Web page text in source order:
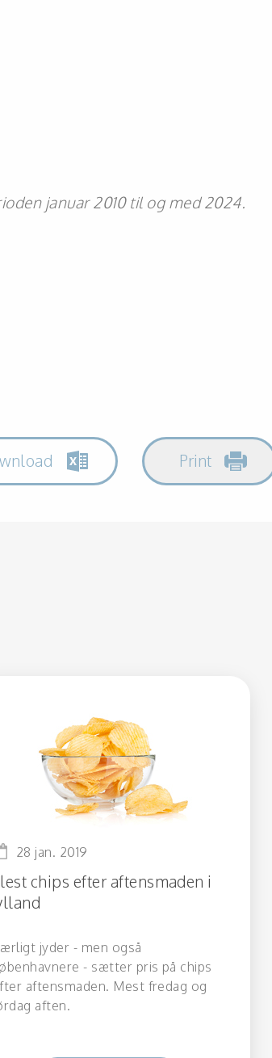
januar 2010 til og med 2024.
Print
28 jan. 2019
chips efter aftensmaden i
jyder - men også
- sætter pris på chips
aftensmaden. Mest fredag og
aften.